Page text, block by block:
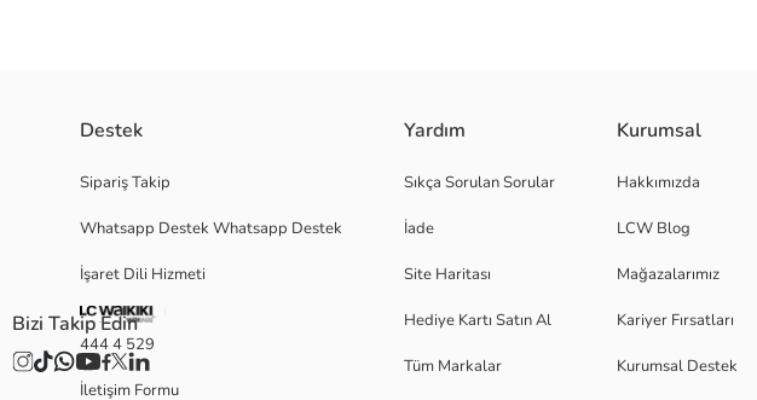
Ana Kumaş:
Kapşon Astarı:
Destek
Sipariş Takip
Whatsapp Destek Whatsapp Destek
İşaret Dili Hizmeti
444 4 529
İletişim Formu
Yardım
Sıkça Sorulan Sorular
İade
Site Haritası
Hediye Kartı Satın Al
Tüm Markalar
Kurumsal
Hakkımızda
LCW Blog
Mağazalarımız
Kariyer Fırsatları
Kurumsal Destek
Bizi Takip Edin